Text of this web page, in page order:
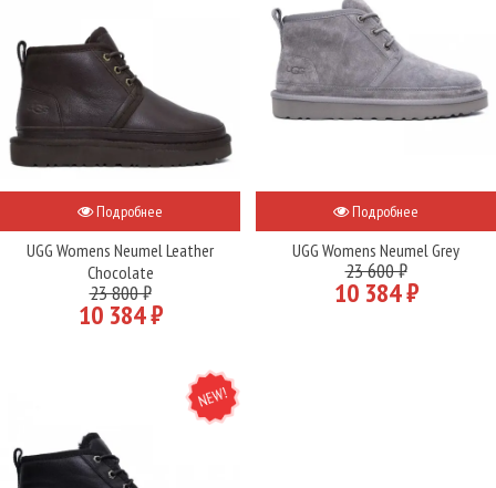
Подробнее
UGG Womens Neumel Leather
Chocolate
23 800 ₽
10 384 ₽
Подробнее
UGG Womens Neumel Grey
23 600 ₽
10 384 ₽
NEW